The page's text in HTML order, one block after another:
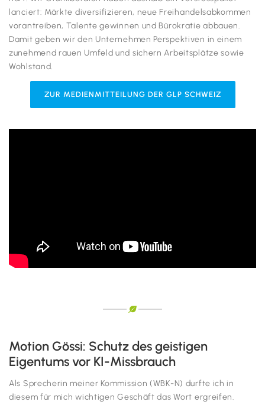
lanciert: Märkte diversifizieren, neue Freihandelsabkommen
vorantreiben, Talente gewinnen und Bürokratie abbauen.
Damit geben wir den Unternehmen Perspektiven in einem
zunehmend rauen Umfeld und sichern Arbeitsplätze sowie
Wohlstand.
ZUR MEDIENMITTEILUNG DER GLP SCHWEIZ
Motion Gössi: Schutz des geistigen
Eigentums vor KI-Missbrauch
Als Sprecherin meiner Kommission (WBK-N) durfte ich in
diesem für mich wichtigen Geschäft das Wort ergreifen.